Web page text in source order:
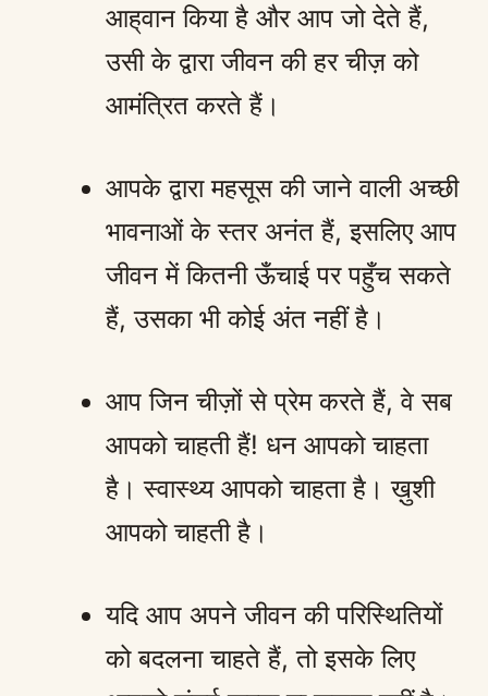
आह्‌वान किया है और आप जो देते हैं,
उसी के द्वारा जीवन की हर चीज़ को
आमंत्रित करते हैं।
आपके द्वारा महसूस की जाने वाली अच्छी
भावनाओं के स्तर अनंत हैं, इसलिए आप
जीवन में कितनी ऊँचाई पर पहुँच सकते
हैं, उसका भी कोई अंत नहीं है।
आप जिन चीज़ों से प्रेम करते हैं, वे सब
आपको चाहती हैं! धन आपको चाहता
है। स्वास्थ्य आपको चाहता है। ख़ुशी
आपको चाहती है।
यदि आप अपने जीवन की परिस्थितियों
को बदलना चाहते हैं, तो इसके लिए